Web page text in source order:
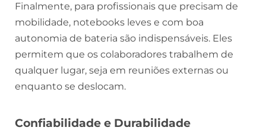
Finalmente, para profissionais que precisam de
mobilidade, notebooks leves e com boa
autonomia de bateria são indispensáveis. Eles
permitem que os colaboradores trabalhem de
qualquer lugar, seja em reuniões externas ou
enquanto se deslocam.
Confiabilidade e Durabilidade